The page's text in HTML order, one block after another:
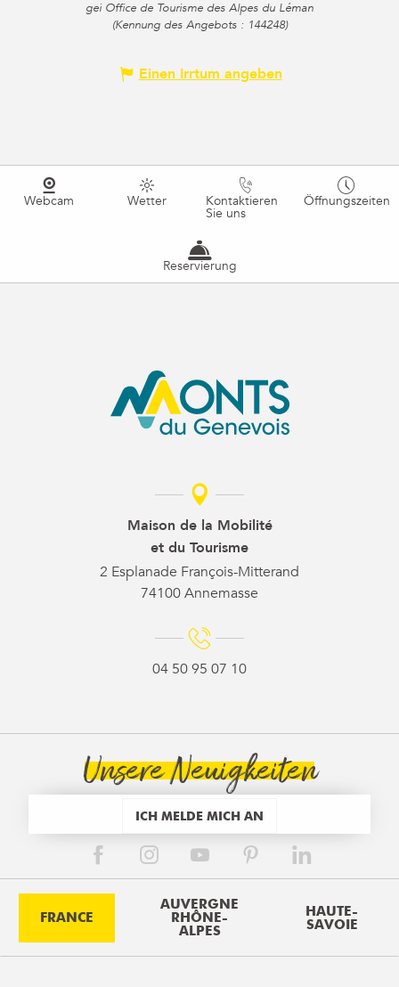
gei Office de Tourisme des Alpes du Léman
(Kennung des Angebots : 144248)
Einen Irrtum angeben
Webcam Wetter Kontaktieren
Sie uns
Öffnungszeiten
Reservierung
Maison de la Mobilité
et du Tourisme
2 Esplanade François-Mitterand
74100 Annemasse
04 50 95 07 10
Unsere Neuigkeiten
ICH MELDE MICH AN
FRANCE
AUVERGNE
RHÔNE-
ALPES
HAUTE-
SAVOIE